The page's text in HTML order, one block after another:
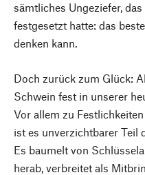
sämtliches Ungeziefer,
festgesetzt hatte: das
denken kann.
Doch zurück zum Glück:
Schwein fest in unserer
Vor allem zu
ist es unverzichtbarer Teil
Es baumelt von
herab, verbreitet als